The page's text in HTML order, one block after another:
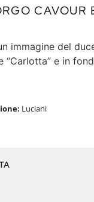
CAVOUR
immagine del
“Carlotta” e in
Luciani